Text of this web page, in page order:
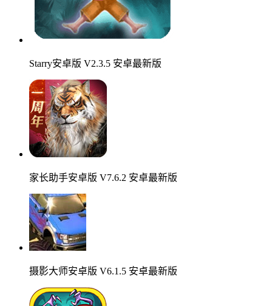
Starry安卓版 V2.3.5 安卓最新版
家长助手安卓版 V7.6.2 安卓最新版
摄影大师安卓版 V6.1.5 安卓最新版